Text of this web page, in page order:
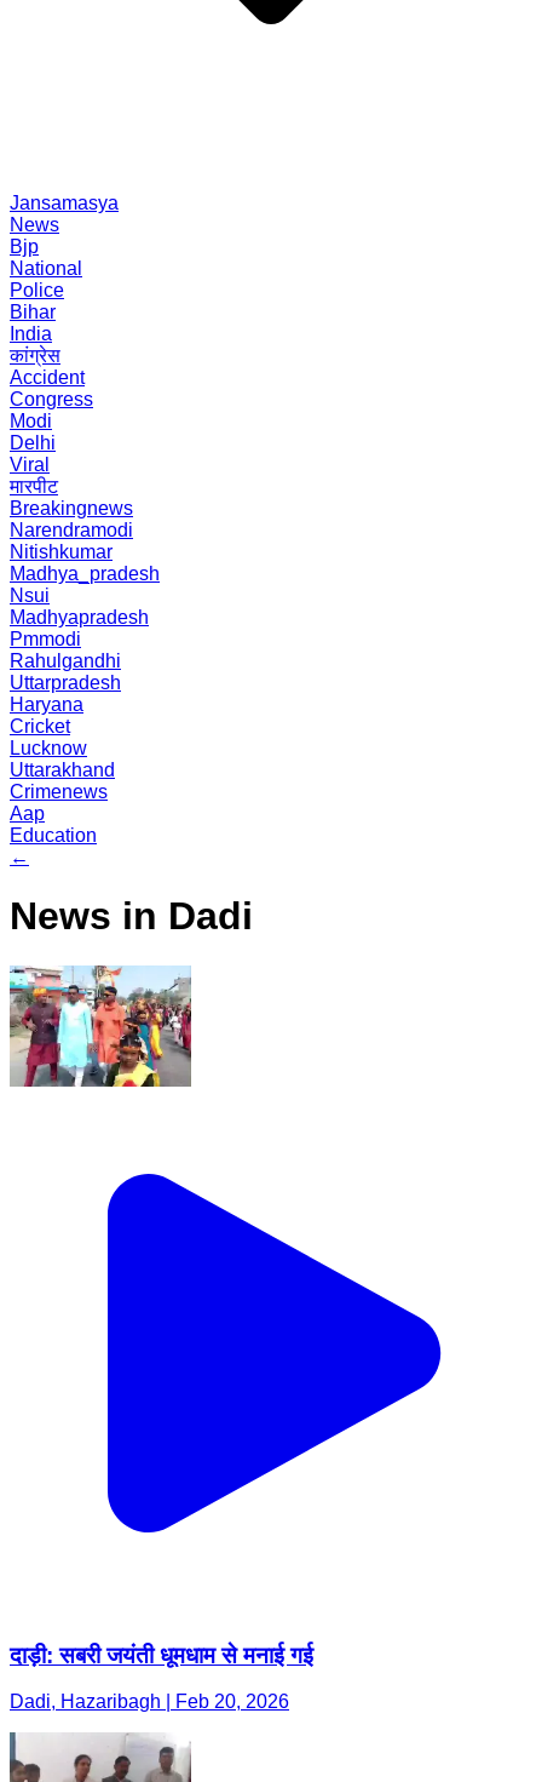
Jansamasya
News
Bjp
National
Police
Bihar
India
कांग्रेस
Accident
Congress
Modi
Delhi
Viral
मारपीट
Breakingnews
Narendramodi
Nitishkumar
Madhya_pradesh
Nsui
Madhyapradesh
Pmmodi
Rahulgandhi
Uttarpradesh
Haryana
Cricket
Lucknow
Uttarakhand
Crimenews
Aap
Education
←
News in Dadi
दाड़ी: सबरी जयंती धूमधाम से मनाई गई
Dadi, Hazaribagh | Feb 20, 2026